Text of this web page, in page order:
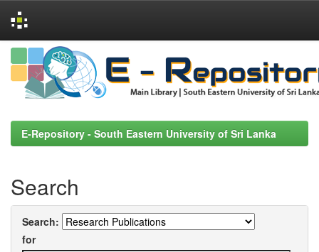
Skip
navigation
E-Repository - South Eastern University of Sri Lanka
Search
Search:
for